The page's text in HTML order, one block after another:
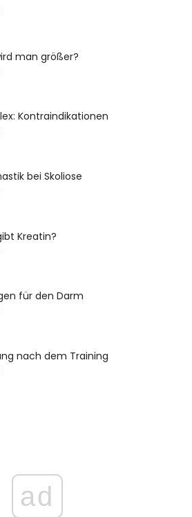
man größer?
Kontraindikationen
bei Skoliose
Kreatin?
für den Darm
nach dem Training
ad